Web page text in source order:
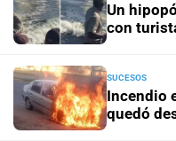
Pronóstico nacional
están bajo alerta
AniversarioEl Litoral
trayectoria de
Un
con
SUCESOS
Incendio
quedó